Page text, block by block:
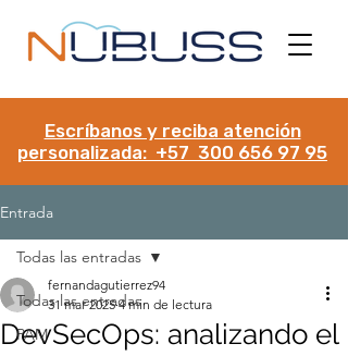
Escríbanos y reciba atención
personalizada: +57 300 656 97 95
Entrada
Todas las entradas
PAM
Todas las entradas
DevSecOps: analizando el
fernandagutierrez94
31 mar 2025 4 min de lectura